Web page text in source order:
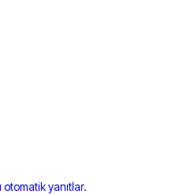
otomatik yanıtlar.